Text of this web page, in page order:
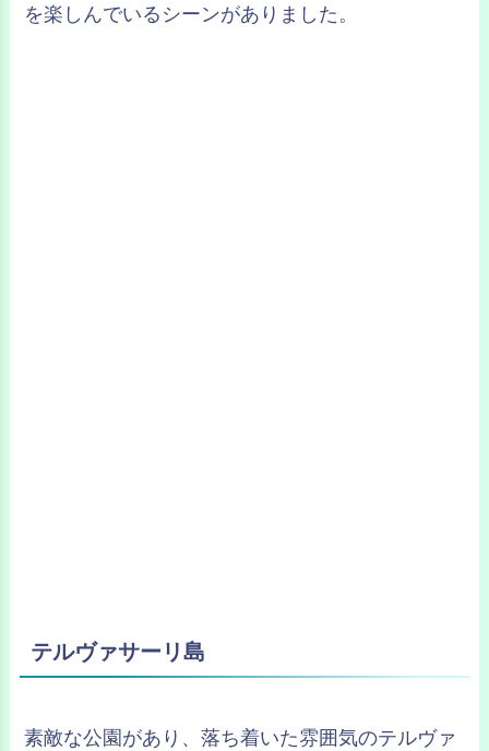
を楽しんでいるシーンがありました。
テルヴァサーリ島
素敵な公園があり、落ち着いた雰囲気のテルヴァ